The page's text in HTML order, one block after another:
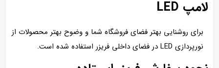
لامپ LED
برای روشنایی بهتر فضای فروشگاه شما و وضوح بهتر محصولات از
نورپردازی LED در فضای داخلی فریزر استفاده شده است.